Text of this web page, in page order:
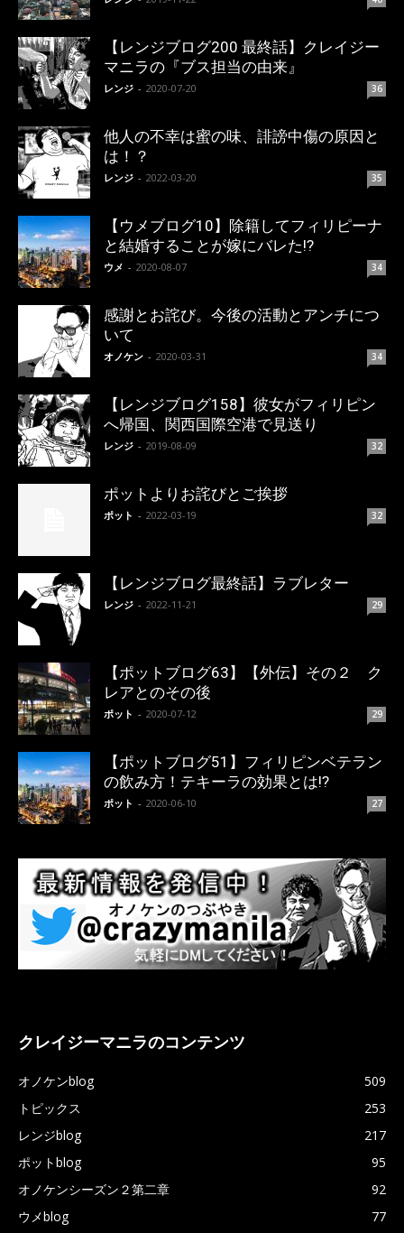
【レンジブログ200 最終話】クレイジー
マニラの『ブス担当の由来』
レンジ - 2020-07-20 36
他人の不幸は蜜の味、誹謗中傷の原因と
は！？
レンジ - 2022-03-20 35
【ウメブログ10】除籍してフィリピーナ
と結婚することが嫁にバレた!?
ウメ - 2020-08-07 34
感謝とお詫び。今後の活動とアンチにつ
いて
オノケン - 2020-03-31 34
【レンジブログ158】彼女がフィリピン
へ帰国、関西国際空港で見送り
レンジ - 2019-08-09 32
ポットよりお詫びとご挨拶
ポット - 2022-03-19 32
【レンジブログ最終話】ラブレター
レンジ - 2022-11-21 29
【ポットブログ63】【外伝】その２ ク
レアとのその後
ポット - 2020-07-12 29
【ポットブログ51】フィリピンベテラン
の飲み方！テキーラの効果とは!?
ポット - 2020-06-10 27
クレイジーマニラのコンテンツ
オノケンblog
509
トピックス
253
レンジblog
217
ポットblog
95
オノケンシーズン２第二章
92
ウメblog
77